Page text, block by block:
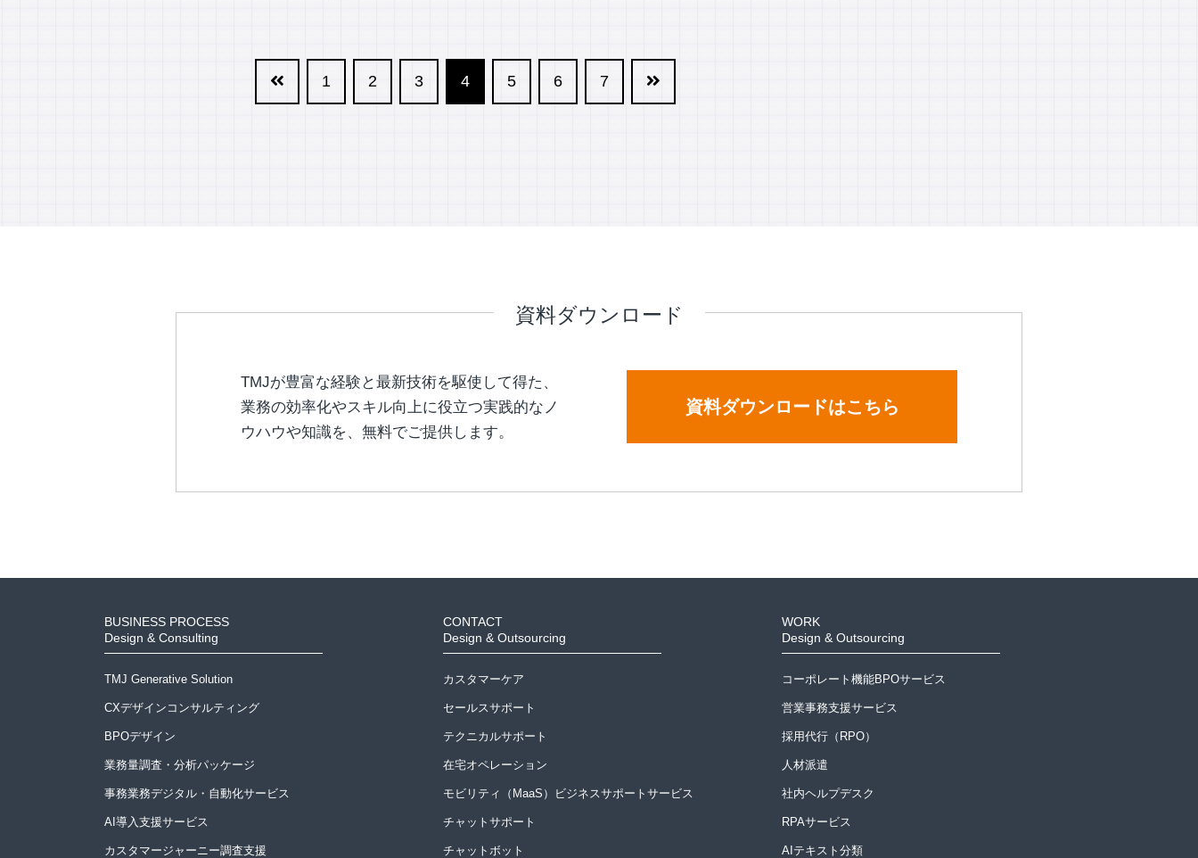
1 2 3 4 5 6 7
資料ダウンロード
TMJが豊富な経験と最新技術を駆使して得た、
業務の効率化やスキル向上に役立つ実践的なノ
ウハウや知識を、無料でご提供します。
資料ダウンロードはこちら
BUSINESS PROCESS
Design & Consulting
TMJ Generative Solution
CXデザインコンサルティング
BPOデザイン
業務量調査・分析パッケージ
事務業務デジタル・自動化サービス
AI導入支援サービス
カスタマージャーニー調査支援
CONTACT
Design & Outsourcing
カスタマーケア
セールスサポート
テクニカルサポート
在宅オペレーション
モビリティ（MaaS）ビジネスサポートサービス
チャットサポート
チャットボット
WORK
Design & Outsourcing
コーポレート機能BPOサービス
営業事務支援サービス
採用代行（RPO）
人材派遣
社内ヘルプデスク
RPAサービス
AIテキスト分類